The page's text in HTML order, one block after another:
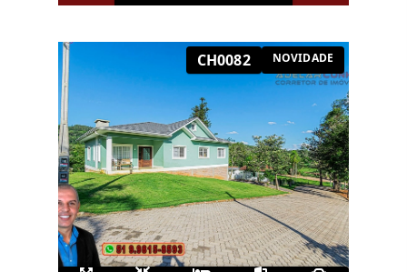
CH0082 NOVIDADE